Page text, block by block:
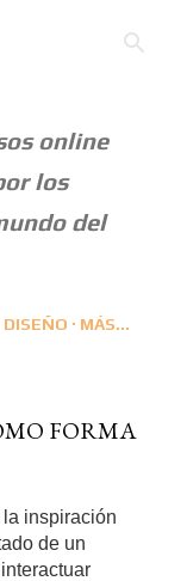
online
los
del
DISEÑO MÁS…
FORMA
inspiración
de un